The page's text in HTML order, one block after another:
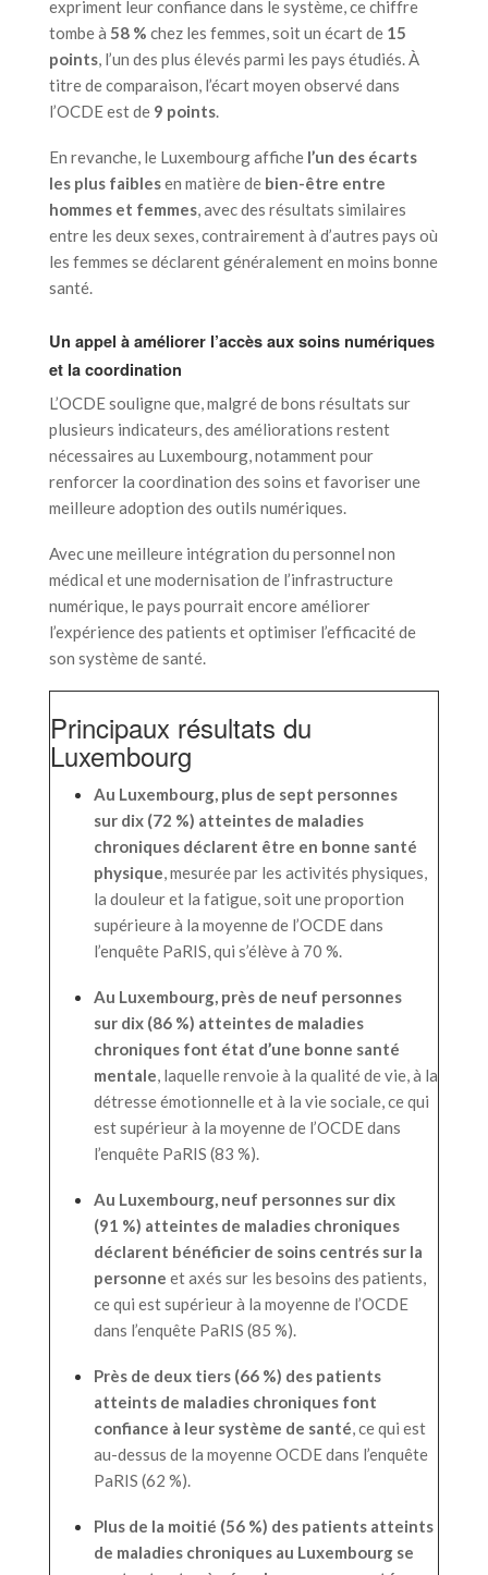
expriment leur confiance dans le système, ce chiffre
tombe à 58 % chez les femmes, soit un écart de 15
points, l’un des plus élevés parmi les pays étudiés. À
titre de comparaison, l’écart moyen observé dans
l’OCDE est de 9 points.
En revanche, le Luxembourg affiche l’un des écarts
les plus faiblesen matière de bien-être entre
hommes et femmes, avec des résultats similaires
entre les deux sexes, contrairement à d’autres pays où
les femmes se déclarent généralement en moins bonne
santé.
Un appel à améliorer l’accès aux soins numériques
et la coordination
L’OCDE souligne que, malgré de bons résultats sur
plusieurs indicateurs, des améliorations restent
nécessaires au Luxembourg, notamment pour
renforcer la coordination des soins et favoriser une
meilleure adoption des outils numériques.
Avec une meilleure intégration du personnel non
médical et une modernisation de l’infrastructure
numérique, le pays pourrait encore améliorer
l’expérience des patients et optimiser l’efficacité de
son système de santé.
Principaux résultats du
Luxembourg
Au Luxembourg, plus de sept personnes
sur dix (72 %) atteintes de maladies
chroniques déclarent être en bonne santé
physique, mesurée par les activités physiques,
la douleur et la fatigue, soit une proportion
supérieure à la moyenne de l’OCDE dans
l’enquête PaRIS, qui s’élève à 70 %.
Au Luxembourg, près de neuf personnes
sur dix (86 %) atteintes de maladies
chroniques font état d’une bonne santé
mentale, laquelle renvoie à la qualité de vie, à la
détresse émotionnelle et à la vie sociale, ce qui
est supérieur à la moyenne de l’OCDE dans
l’enquête PaRIS (83 %).
Au Luxembourg, neuf personnes sur dix
(91 %) atteintes de maladies chroniques
déclarent bénéficier de soins centrés sur la
personne et axés sur les besoins des patients,
ce qui est supérieur à la moyenne de l’OCDE
dans l’enquête PaRIS (85 %).
Près de deux tiers (66 %) des patients
atteints de maladies chroniques font
confiance à leur système de santé, ce qui est
au-dessus de la moyenne OCDE dans l’enquête
PaRIS (62 %).
Plus de la moitié (56 %) des patients atteints
de maladies chroniques au Luxembourg se